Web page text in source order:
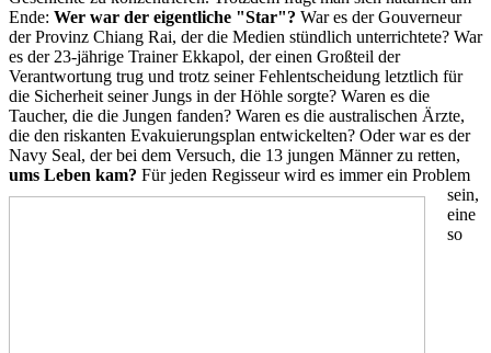
Ende: Wer war der eigentliche "Star"? War es der Gouverneur
der Provinz Chiang Rai, der die Medien stündlich unterrichtete? War
es der 23-jährige Trainer Ekkapol, der einen Großteil der
Verantwortung trug und trotz seiner Fehlentscheidung letztlich für
die Sicherheit seiner Jungs in der Höhle sorgte? Waren es die
Taucher, die die Jungen fanden? Waren es die australischen Ärzte,
die den riskanten Evakuierungsplan entwickelten? Oder war es der
Navy Seal, der bei dem Versuch, die 13 jungen Männer zu retten,
ums Leben kam? Für jeden Regisseur wird es immer ein Problem
sein,
eine
so